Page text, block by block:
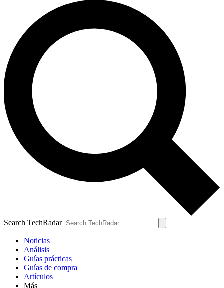
Search TechRadar
Noticias
Análisis
Guías prácticas
Guías de compra
Artículos
Más